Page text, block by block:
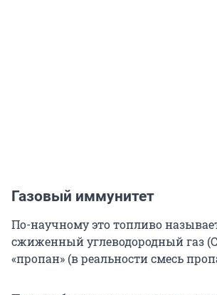
Газовый иммунитет
По-научному это топливо
сжиженный углеводородный газ
«пропан» (в реальности смесь